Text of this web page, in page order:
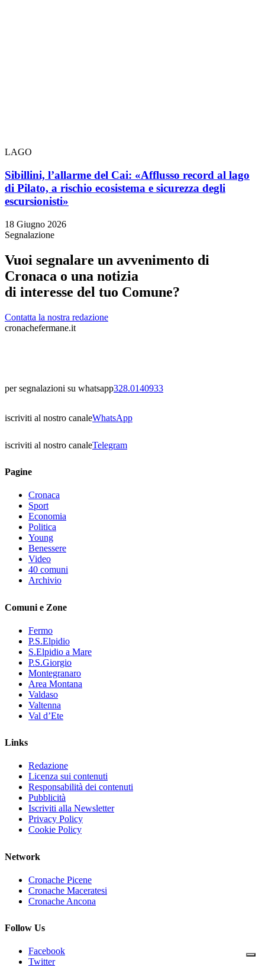
LAGO
Sibillini, l’allarme del Cai: «Afflusso record al lago
di Pilato, a rischio ecosistema e sicurezza degli
escursionisti»
18 Giugno 2026
Segnalazione
Vuoi segnalare un avvenimento di
Cronaca o una notizia
di interesse del tuo Comune?
Contatta la nostra redazione
cronachefermane.it
per segnalazioni su whatsapp328.0140933
iscriviti al nostro canaleWhatsApp
iscriviti al nostro canaleTelegram
Pagine
Cronaca
Sport
Economia
Politica
Young
Benessere
Video
40 comuni
Archivio
Comuni e Zone
Fermo
P.S.Elpidio
S.Elpidio a Mare
P.S.Giorgio
Montegranaro
Area Montana
Valdaso
Valtenna
Val d’Ete
Links
Redazione
Licenza sui contenuti
Responsabilità dei contenuti
Pubblicità
Iscriviti alla Newsletter
Privacy Policy
Cookie Policy
Network
Cronache Picene
Cronache Maceratesi
Cronache Ancona
Follow Us
Facebook
Twitter